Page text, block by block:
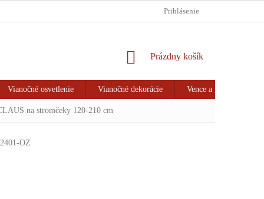
VRÁTENIE TOVARU & REKLAMÁCIA
Prihlásenie
NÁKUPNÝ
Prázdny košík
Vianočné osvetlenie Vianočné dekorácie Vence a girlandy
na stromčeky 120-210 cm
OZ